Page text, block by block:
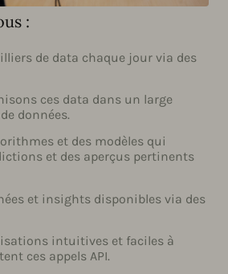
:
de data chaque jour via des
ces data dans un large
données.
et des modèles qui
et des aperçus pertinents
et insights disponibles via des
intuitives et faciles à
ces appels API.